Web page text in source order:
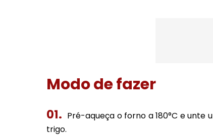
Modo de fazer
Pré-aqueça o forno a 180°C e
trigo.